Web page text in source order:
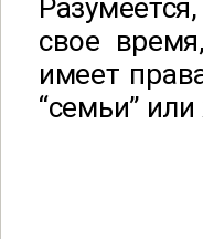
свое
имеет
“семьи”